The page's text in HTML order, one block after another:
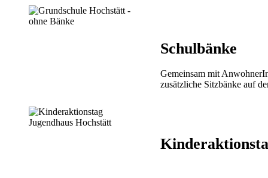
Schulbänke
Gemeinsam mit
zusätzliche Sitzbänke auf